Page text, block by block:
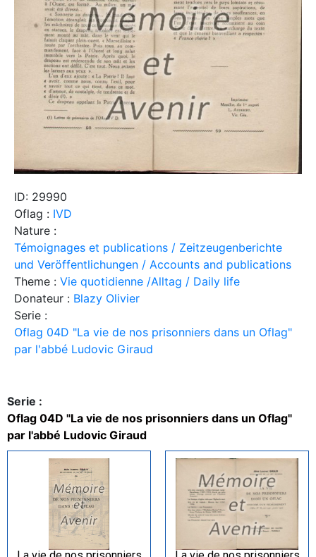
ID: 29990
Oflag : IVD
Nature :
Témoignages et publications / Zeitzeugenberichte
und Veröffentlichungen / Accounts and publications
Theme : Vie quotidienne /Alltag / Daily life
Donateur : Blazy Olivier
Serie :
Oflag 04D "La vie de nos prisonniers dans un Oflag"
par l'abbé Ludovic Giraud
Serie :
Oflag 04D "La vie de nos prisonniers dans un Oflag"
par l'abbé Ludovic Giraud